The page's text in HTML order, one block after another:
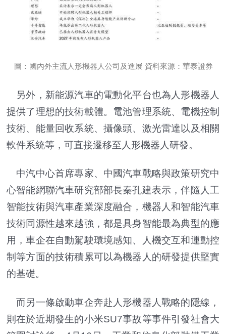
圖：國內外主流人形機器人公司及進展 資料來源：華泰證券
另外，新能源汽車的電動化平台也為人形機器人
提供了理想的技術載體。電池管理系統、電機控制
技術、能量回收系統、攝像頭、激光雷達以及相關
軟件系統等，可直接遷移至人形機器人研發。
中汽中心首席專家、中國汽車戰略與政策研究中
心智能網聯汽車研究部部長秦孔建表示，伴隨人工
智能技術與汽車產業深度融合，機器人和智能汽車
技術同源性越來越強，都是具身智能最為典型的應
用，車企在自動駕駛環境感知、人機交互和運動控
制等方面的技術積累可以為機器人的研發提供堅實
的基礎。
而另一條啟動車企奔赴人形機器人戰略的隱線，
則在於近期發生的小米SU7事故等事件引發社會大